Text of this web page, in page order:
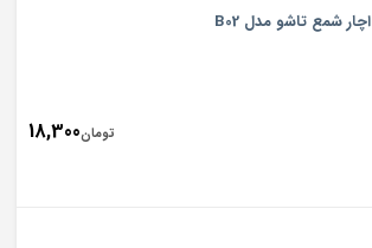
اچار شمع تاشو مدل B02
تومان18,300